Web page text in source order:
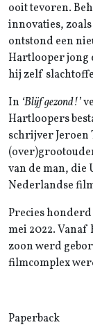
ooit tevoren.
innovaties,
ontstond een
Hartlooper jong
hij zelf
In ‘Blijf gezond!’
Hartloopers
schrijver Jeroen
van de man, die
Nederlandse
Precies
mei 2022.
zoon werd
filmcomplex
Paperback